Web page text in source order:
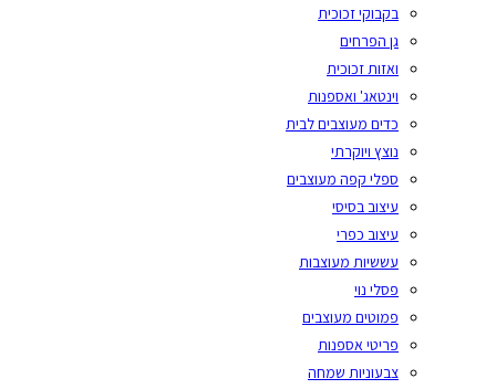
בקבוקי זכוכית
גן הפרחים
ואזות זכוכית
וינטאג' ואספנות
כדים מעוצבים לבית
נוצץ ויוקרתי
ספלי קפה מעוצבים
עיצוב בסיסי
עיצוב כפרי
עששיות מעוצבות
פסלי נוי
פמוטים מעוצבים
פריטי אספנות
צבעוניות שמחה